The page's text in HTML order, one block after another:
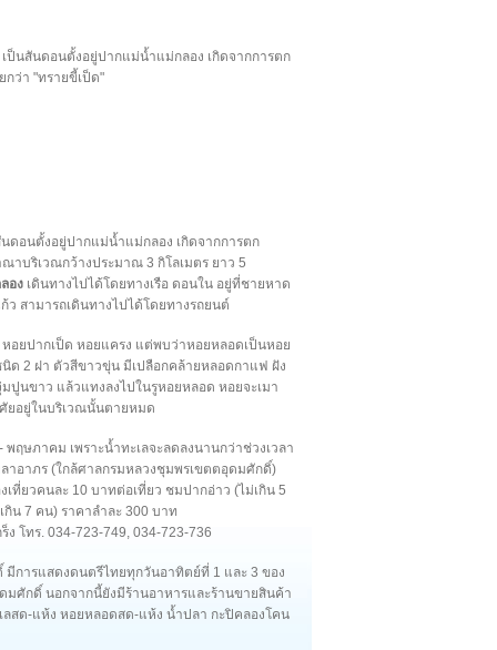
ป็นสันดอนตั้งอยู่ปากแม่น้ำแม่กลอง เกิดจากการตก
ว่า "ทรายขี้เป็ด"
ดอนตั้งอยู่ปากแม่น้ำแม่กลอง เกิดจากการตก
าบริเวณกว้างประมาณ 3 กิโลเมตร ยาว 5
อง เดินทางไปได้โดยทางเรือ ดอนใน อยู่ที่ชายหาด
สามารถเดินทางไปได้โดยทางรถยนต์
ยปากเป็ด หอยแครง แต่พบว่าหอยหลอดเป็นหอย
ด 2 ฝา ตัวสีขาวขุ่น มีเปลือกคล้ายหลอดกาแฟ ฝัง
ปูนขาว แล้วแทงลงไปในรูหอยหลอด หอยจะเมา
ยอยู่ในบริเวณนั้นตายหมด
ฤษภาคม เพราะน้ำทะเลจะลดลงนานกว่าช่วงเวลา
าอาภร (ใกล้ศาลกรมหลวงชุมพรเขตตอุดมศักดิ์)
เที่ยวคนละ 10 บาทต่อเที่ยว ชมปากอ่าว (ไม่เกิน 5
น 7 คน) ราคาลำละ 300 บาท
โทร. 034-723-749, 034-723-736
การแสดงดนตรีไทยทุกวันอาทิตย์ที่ 1 และ 3 ของ
มศักดิ์ นอกจากนี้ยังมีร้านอาหารและร้านขายสินค้า
ลสด-แห้ง หอยหลอดสด-แห้ง น้ำปลา กะปิคลองโคน